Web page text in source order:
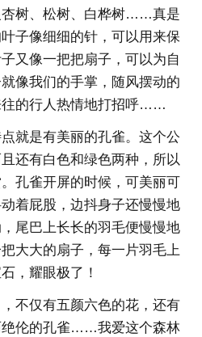
杏树、松树、白桦树……真是
子像细细的针，可以用来保
又像一把把扇子，可以为自
像我们的手掌，随风摆动的
往的行人热情地打招呼……
就是有美丽的孔雀。这个公
还有白色和绿色两种，所以
孔雀开屏的时候，可美丽可
着屁股，边抖身子还慢慢地
尾巴上长长的羽毛便慢慢地
大大的扇子，每一片羽毛上
，耀眼极了！
不仅有五颜六色的花，还有
绝伦的孔雀……我爱这个森林